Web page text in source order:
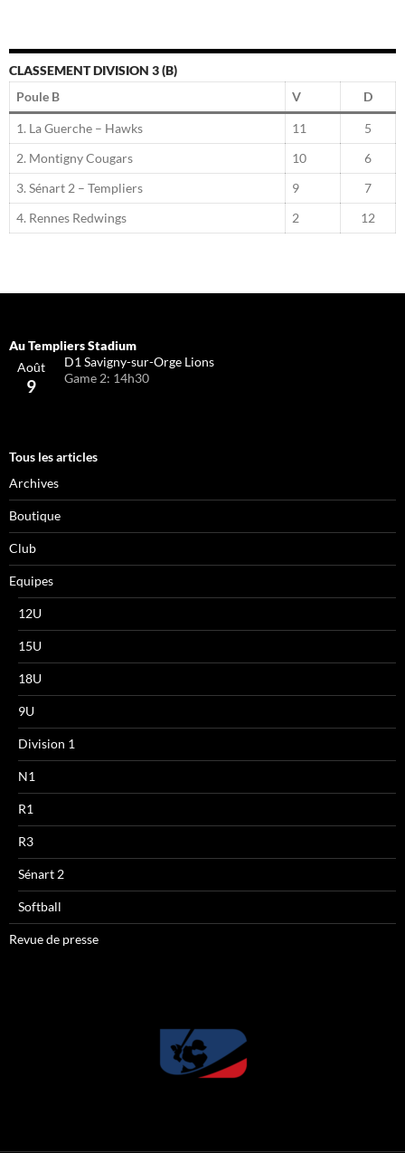
CLASSEMENT DIVISION 3 (B)
Poule B
V D
1. La Guerche – Hawks 11
5
2. Montigny Cougars
10
6
3. Sénart 2 – Templiers
9
7
4. Rennes Redwings
2 12
Août
9
D1 Savigny-sur-Orge Lions
Game 2: 14h30
Tous les articles
Archives
Boutique
Club
Equipes
12U
15U
18U
9U
Division 1
N1
R1
R3
Sénart 2
Softball
Revue de presse